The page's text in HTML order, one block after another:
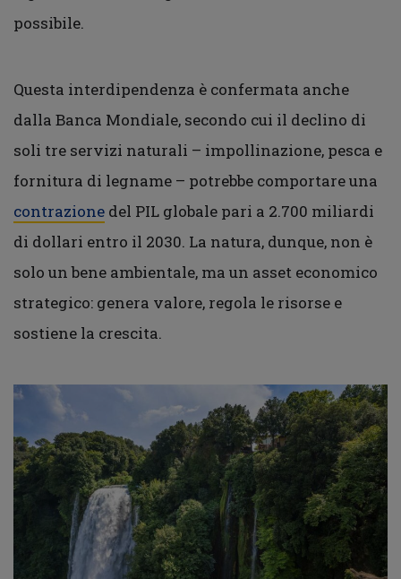
possibile.
Questa interdipendenza è confermata anche
dalla Banca Mondiale, secondo cui il declino di
soli tre servizi naturali – impollinazione, pesca e
fornitura di legname – potrebbe comportare una
contrazione del PIL globale pari a 2.700 miliardi
di dollari entro il 2030. La natura, dunque, non è
solo un bene ambientale, ma un asset economico
strategico: genera valore, regola le risorse e
sostiene la crescita.